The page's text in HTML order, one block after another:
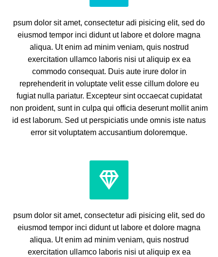
psum dolor sit amet, consectetur adi pisicing elit, sed do
eiusmod tempor inci didunt ut labore et dolore magna
aliqua. Ut enim ad minim veniam, quis nostrud
exercitation ullamco laboris nisi ut aliquip ex ea
commodo consequat. Duis aute irure dolor in
reprehenderit in voluptate velit esse cillum dolore eu
fugiat nulla pariatur. Excepteur sint occaecat cupidatat
non proident, sunt in culpa qui officia deserunt mollit anim
id est laborum. Sed ut perspiciatis unde omnis iste natus
error sit voluptatem accusantium doloremque.


psum dolor sit amet, consectetur adi pisicing elit, sed do
eiusmod tempor inci didunt ut labore et dolore magna
aliqua. Ut enim ad minim veniam, quis nostrud
exercitation ullamco laboris nisi ut aliquip ex ea